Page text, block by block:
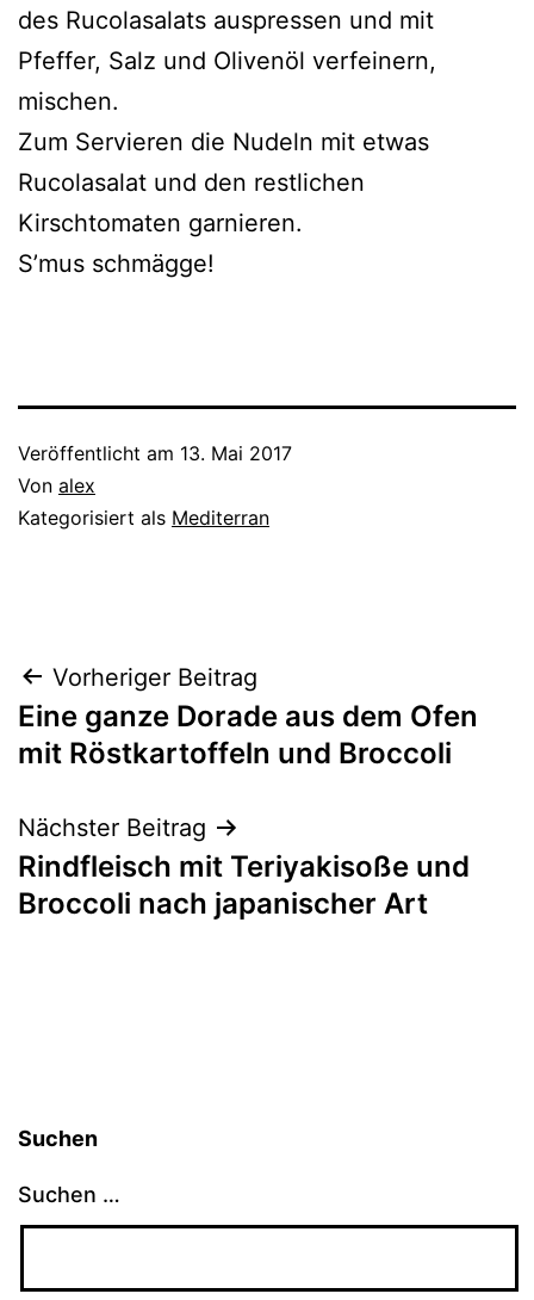
des Rucolasalats auspressen und mit
Pfeffer, Salz und Olivenöl verfeinern,
mischen.
Zum Servieren die Nudeln mit etwas
Rucolasalat und den restlichen
Kirschtomaten garnieren.
S’mus schmägge!
Veröffentlicht am 13. Mai 2017
Von alex
Kategorisiert als Mediterran
Beitragsnavigation
Vorheriger Beitrag
Eine ganze Dorade aus dem Ofen
mit Röstkartoffeln und Broccoli
Nächster Beitrag
Rindfleisch mit Teriyakisoße und
Broccoli nach japanischer Art
Suchen
Suchen …